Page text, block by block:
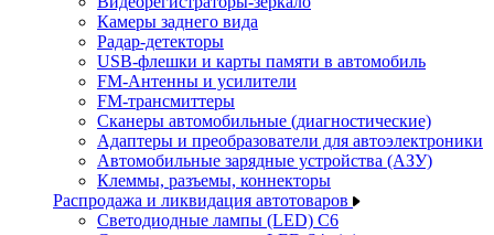
Камеры заднего вида
Радар-детекторы
USB-флешки и карты памяти в автомобиль
FM-Антенны и усилители
FM-трансмиттеры
Сканеры автомобильные (диагностические)
Адаптеры и преобразователи для автоэлектроники
Автомобильные зарядные устройства (АЗУ)
Клеммы, разъемы, коннекторы
Распродажа и ликвидация автотоваров
Светодиодные лампы (LED) C6